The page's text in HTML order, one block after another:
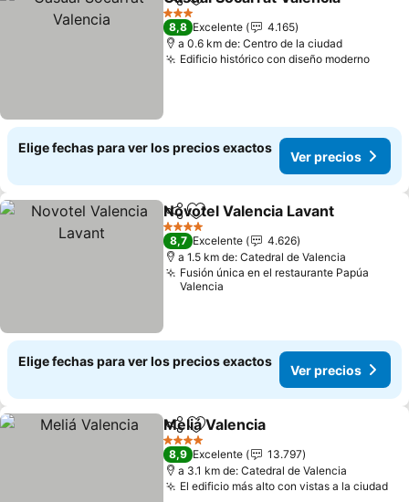
CompartirAgregar a favoritos
3 Estrellas
8,8 Excelente
4.165
a 0.6 km de: Centro de la ciudad
Edificio histórico con diseño moderno
Elige fechas para ver los precios exactos
Ver precios
CompartirAgregar a favoritos
Novotel Valencia Lavant
4 Estrellas
8,7 Excelente
4.626
a 1.5 km de: Catedral de Valencia
Fusión única en el restaurante Papúa
Valencia
Elige fechas para ver los precios exactos
Ver precios
CompartirAgregar a favoritos
Meliá Valencia
4 Estrellas
8,9 Excelente
13.797
a 3.1 km de: Catedral de Valencia
El edificio más alto con vistas a la ciudad